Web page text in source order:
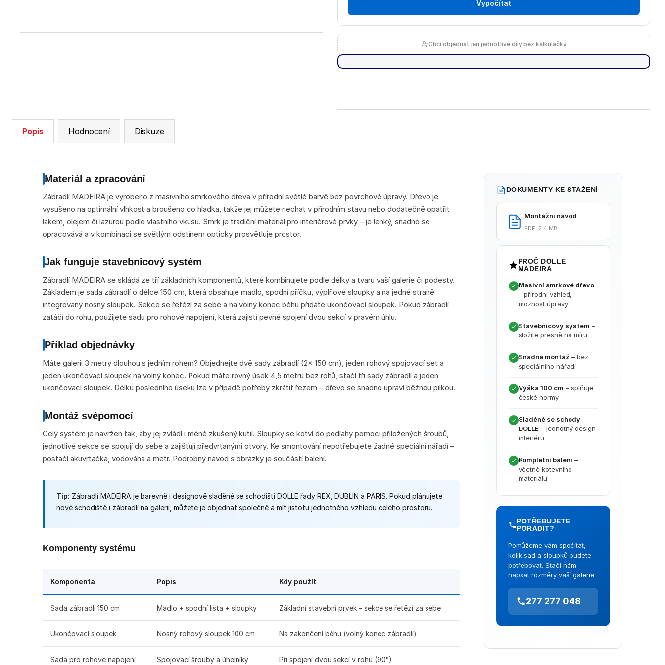
Vypočítat
Chci objednat jen jednotlivé díly bez kalkulačky
Popis Hodnocení Diskuze
Materiál a zpracování
Zábradlí MADEIRA je vyrobeno z masivního smrkového dřeva v přírodní světlé barvě bez povrchové úpravy. Dřevo je
vysušeno na optimální vlhkost a broušeno do hladka, takže jej můžete nechat v přírodním stavu nebo dodatečně opatřit
lakem, olejem či lazurou podle vlastního vkusu. Smrk je tradiční materiál pro interiérové prvky – je lehký, snadno se
opracovává a v kombinaci se světlým odstínem opticky prosvětluje prostor.
Jak funguje stavebnicový systém
Zábradlí MADEIRA se skládá ze tří základních komponentů, které kombinujete podle délky a tvaru vaší galerie či podesty.
Základem je sada zábradlí o délce 150 cm, která obsahuje madlo, spodní příčku, výplňové sloupky a na jedné straně
integrovaný nosný sloupek. Sekce se řetězí za sebe a na volný konec běhu přidáte ukončovací sloupek. Pokud zábradlí
zatáčí do rohu, použijete sadu pro rohové napojení, která zajistí pevné spojení dvou sekcí v pravém úhlu.
Příklad objednávky
Máte galerii 3 metry dlouhou s jedním rohem? Objednejte dvě sady zábradlí (2× 150 cm), jeden rohový spojovací set a
jeden ukončovací sloupek na volný konec. Pokud máte rovný úsek 4,5 metru bez rohů, stačí tři sady zábradlí a jeden
ukončovací sloupek. Délku posledního úseku lze v případě potřeby zkrátit řezem – dřevo se snadno upraví běžnou pilkou.
Montáž svépomocí
Celý systém je navržen tak, aby jej zvládl i méně zkušený kutil. Sloupky se kotví do podlahy pomocí přiložených šroubů,
jednotlivé sekce se spojují do sebe a zajišťují předvrtanými otvory. Ke smontování nepotřebujete žádné speciální nářadí –
postačí akuvrtačka, vodováha a metr. Podrobný návod s obrázky je součástí balení.
Tip: Zábradlí MADEIRA je barevně i designově sladěné se schodišti DOLLE řady REX, DUBLIN a PARIS. Pokud plánujete
nové schodiště i zábradlí na galerii, můžete je objednat společně a mít jistotu jednotného vzhledu celého prostoru.
Komponenty systému
Komponenta Popis Kdy použít
Sada zábradlí 150 cm Madlo + spodní lišta + sloupky Základní stavební prvek – sekce se řetězí za sebe
Ukončovací sloupek Nosný rohový sloupek 100 cm Na zakončení běhu (volný konec zábradlí)
Sada pro rohové napojení Spojovací šrouby a úhelníky Při spojení dvou sekcí v rohu (90°)
DOKUMENTY KE STAŽENÍ
Montážní návod
PDF, 2.4 MB
PROČ DOLLE
MADEIRA
Masivní smrkové dřevo
– přírodní vzhled,
možnost úpravy
Stavebnicový systém –
složíte přesně na míru
Snadná montáž – bez
speciálního nářadí
Výška 100 cm – splňuje
české normy
Sladěné se schody
DOLLE– jednotný design
interiéru
Kompletní balení–
včetně kotevního
materiálu
POTŘEBUJETE
PORADIT?
Pomůžeme vám spočítat,
kolik sad a sloupků budete
potřebovat. Stačí nám
napsat rozměry vaší galerie.
277 277 048